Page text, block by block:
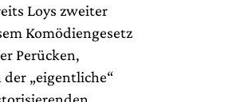
Loys zweiter
Komödiengesetz
Perücken,
„eigentliche“